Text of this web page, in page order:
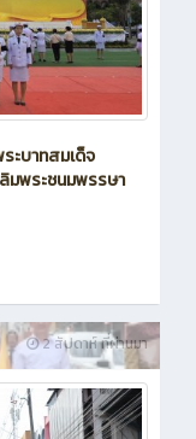
ะบาทสมเด็จ
มพระชนมพรรษา
2 สัปดาห์ ที่ผ่านมา